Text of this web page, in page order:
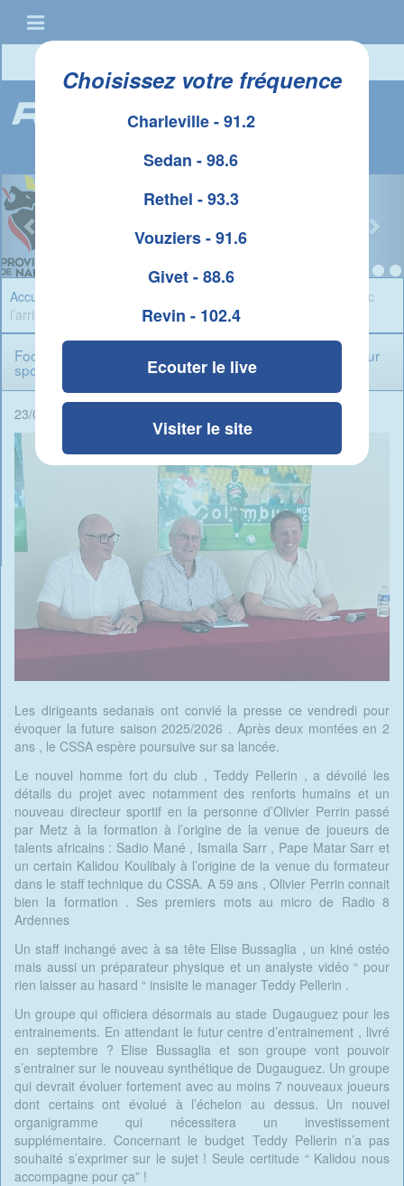
Choisissez votre fréquence
Charleville - 91.2
Sedan - 98.6
Rethel - 93.3
Vouziers - 91.6
Givet - 88.6
Revin - 102.4
Ecouter le live
Visiter le site
Accueil
» Football : le CSSA se structure avec
l’arrivée d’un directeur sportif expérimenté
Football : le CSSA se structure avec l’arrivée d’un directeur
sportif expérimenté
23/06/2025 - 06:25 -
Les dirigeants sedanais ont convié la presse ce vendredi pour
évoquer la future saison 2025/2026 . Après deux montées en 2
ans , le CSSA espère poursuive sur sa lancée.
Le nouvel homme fort du club , Teddy Pellerin , a dévoilé les
détails du projet avec notamment des renforts humains et un
nouveau directeur sportif en la personne d’Olivier Perrin passé
par Metz à la formation à l’origine de la venue de joueurs de
talents africains : Sadio Mané , Ismaila Sarr , Pape Matar Sarr et
un certain Kalidou Koulibaly à l’origine de la venue du formateur
dans le staff technique du CSSA. A 59 ans , Olivier Perrin connait
bien la formation . Ses premiers mots au micro de Radio 8
Ardennes
Un staff inchangé avec à sa tête Elise Bussaglia , un kiné ostéo
mais aussi un préparateur physique et un analyste vidéo “ pour
rien laisser au hasard “ insisite le manager Teddy Pellerin .
Un groupe qui officiera désormais au stade Dugauguez pour les
entrainements. En attendant le futur centre d’entrainement , livré
en septembre ? Elise Bussaglia et son groupe vont pouvoir
s’entrainer sur le nouveau synthétique de Dugauguez. Un groupe
qui devrait évoluer fortement avec au moins 7 nouveaux joueurs
dont certains ont évolué à l’échelon au dessus. Un nouvel
organigramme qui nécessitera un investissement
supplémentaire. Concernant le budget Teddy Pellerin n’a pas
souhaité s’exprimer sur le sujet ! Seule certitude “ Kalidou nous
accompagne pour ça” !